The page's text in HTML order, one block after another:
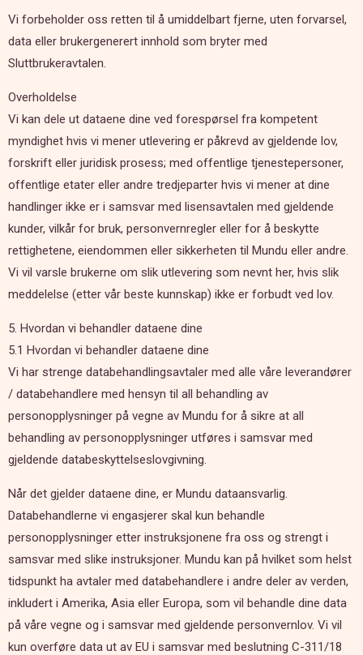
Vi forbeholder oss retten til å umiddelbart fjerne, uten forvarsel,
data eller brukergenerert innhold som bryter med
Sluttbrukeravtalen.
Overholdelse
Vi kan dele ut dataene dine ved forespørsel fra kompetent
myndighet hvis vi mener utlevering er påkrevd av gjeldende lov,
forskrift eller juridisk prosess; med offentlige tjenestepersoner,
offentlige etater eller andre tredjeparter hvis vi mener at dine
handlinger ikke er i samsvar med lisensavtalen med gjeldende
kunder, vilkår for bruk, personvernregler eller for å beskytte
rettighetene, eiendommen eller sikkerheten til Mundu eller andre.
Vi vil varsle brukerne om slik utlevering som nevnt her, hvis slik
meddelelse (etter vår beste kunnskap) ikke er forbudt ved lov.
5. Hvordan vi behandler dataene dine
5.1 Hvordan vi behandler dataene dine
Vi har strenge databehandlingsavtaler med alle våre leverandører
/ databehandlere med hensyn til all behandling av
personopplysninger på vegne av Mundu for å sikre at all
behandling av personopplysninger utføres i samsvar med
gjeldende databeskyttelseslovgivning.
Når det gjelder dataene dine, er Mundu dataansvarlig.
Databehandlerne vi engasjerer skal kun behandle
personopplysninger etter instruksjonene fra oss og strengt i
samsvar med slike instruksjoner. Mundu kan på hvilket som helst
tidspunkt ha avtaler med databehandlere i andre deler av verden,
inkludert i Amerika, Asia eller Europa, som vil behandle dine data
på våre vegne og i samsvar med gjeldende personvernlov. Vi vil
kun overføre data ut av EU i samsvar med beslutning C-311/18